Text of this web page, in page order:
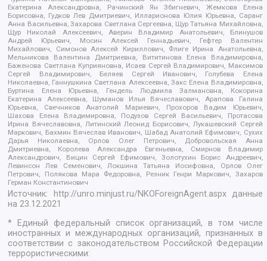
Екатерина Александровна, Рачинский Ян Збигневич, Жемкова Елена
Борисовна, Гудков Лев Дмитриевич, Илларионова Юлия Юрьевна, Саранг
Анна Васильевна, Захарова Светлана Сергеевна, Щур Татьяна Михайловна,
Щур Николай Алексеевич, Аверин Владимир Анатольевич, Блинушов
Андрей Юрьевич, Мосин Алексей Геннадьевич, Гефтер Валентин
Михайлович, Симонов Алексей Кириллович, Флиге Ирина Анатольевна,
Мельникова Валентина Дмитриевна, Вититинова Елена Владимировна,
Баженова Светлана Куприяновна, Исаев Сергей Владимирович, Максимов
Сергей Владимирович, Беляев Сергей Иванович, Голубева Елена
Николаевна, Ганнушкина Светлана Алексеевна, Закс Елена Владимировна,
Буртина Елена Юрьевна, Гендель Людмила Залмановна, Кокорина
Екатерина Алексеевна, Шуманов Илья Вячеславович, Арапова Галина
Юрьевна, Свечников Анатолий Мариевич, Прохоров Вадим Юрьевич,
Шахова Елена Владимировна, Подузов Сергей Васильевич, Протасова
Ирина Вячеславовна, Литинский Леонид Борисович, Лукашевский Сергей
Маркович, Бахмин Вячеслав Иванович, Шабад Анатолий Ефимович, Сухих
Дарья Николаевна, Орлов Олег Петрович, Добровольская Анна
Дмитриевна, Королева Александра Евгеньевна, Смирнов Владимир
Александрович, Вицин Сергей Ефимович, Золотухин Борис Андреевич,
Левинсон Лев Семенович, Локшина Татьяна Иосифовна, Орлов Олег
Петрович, Полякова Мара Федоровна, Резник Генри Маркович, Захаров
Герман Константинович
Источник: http://unro.minjust.ru/NKOForeignAgent.aspxданные
на23.12.2021
* Единый федеральный список организаций, в том числе
иностранных и международных организаций, признанных в
соответствии с законодательством Российской Федерации
террористическими: